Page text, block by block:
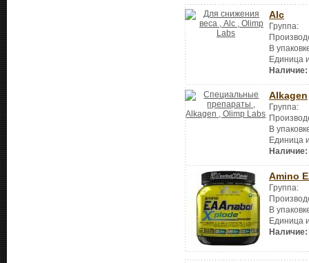
Alc
Группа:
В
Единица
Наличие:
Alkagen
Группа:
В
Единица
Наличие:
Amino
Группа:
В
Единица
Наличие: